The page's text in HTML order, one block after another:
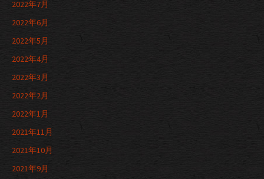
2022年7月
2022年6月
2022年5月
2022年4月
2022年3月
2022年2月
2022年1月
2021年11月
2021年10月
2021年9月